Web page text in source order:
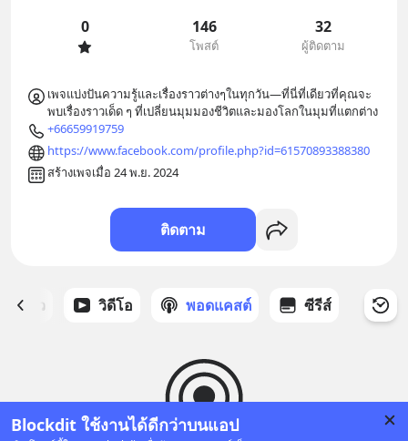
Blockdit ใช้งานได้ดีกว่าบนแอป
0 146
โพสต์
32
ผู้ติดตาม
เพจแบ่งปันความรู้และเรื่องราวต่างๆในทุกวัน—ที่นี่ที่เดียวที่คุณจะ
พบเรื่องราวเด็ด ๆ ที่เปลี่ยนมุมมองชีวิตและมองโลกในมุมที่แตกต่าง
+66659919759
https://www.facebook.com/profile.php?id=61570893388380
สร้างเพจเมื่อ 24 พ.ย. 2024
ติดตาม
ด้ดาว วิดีโอ พอดแคสต์ ซีรีส์